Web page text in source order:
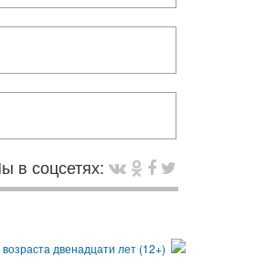
в соцсетях: